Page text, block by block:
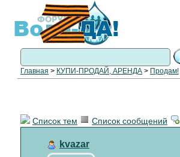
Главная > КУПИ-ПРОДАЙ, АРЕНДА > Продам!
Список тем
Список сообщений
kvazar